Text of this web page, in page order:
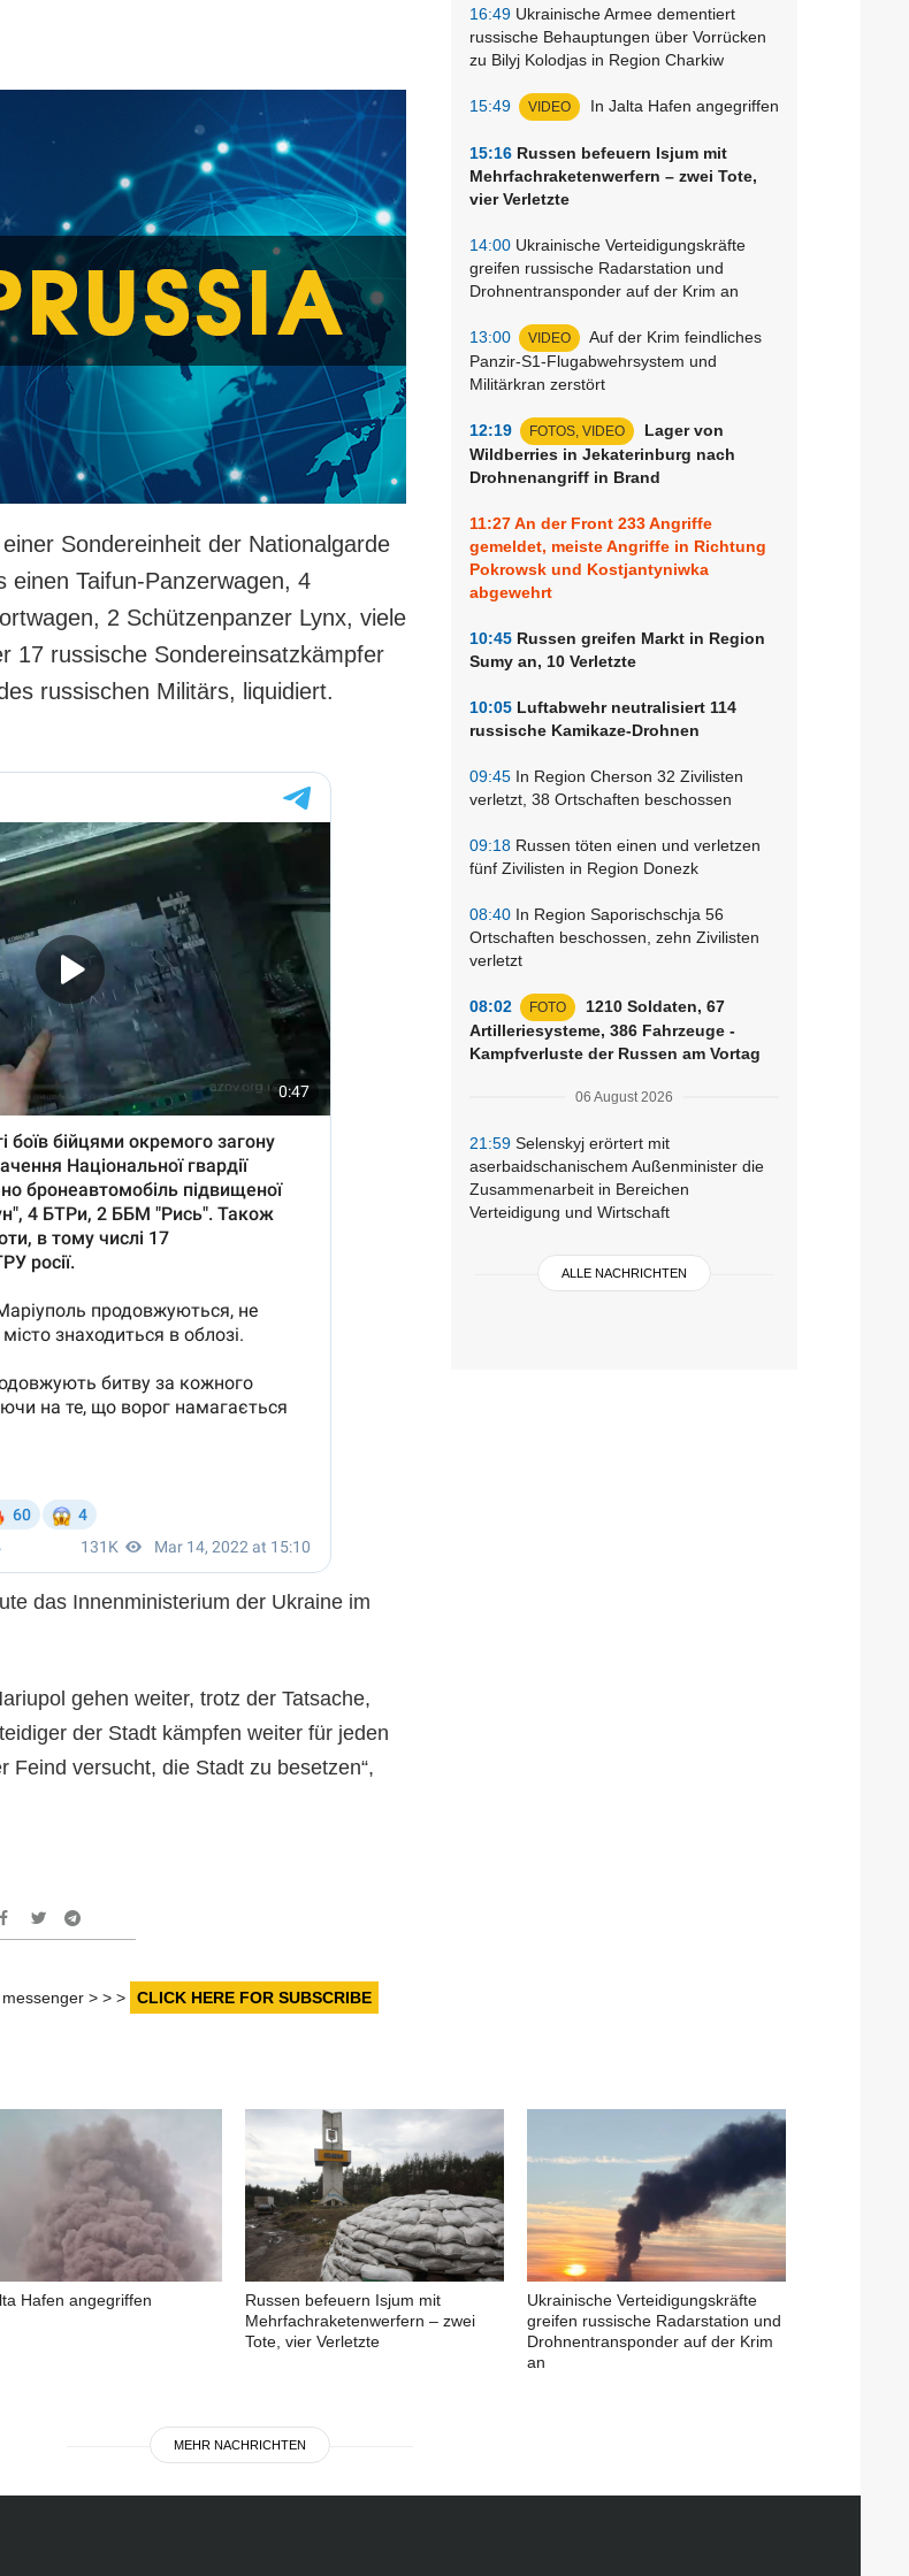
16:49 Ukrainische Armee dementiert
russische Behauptungen über Vorrücken
zu Bilyj Kolodjas in Region Charkiw
15:49 VIDEO In Jalta Hafen angegriffen
15:16 Russen befeuern Isjum mit
Mehrfachraketenwerfern – zwei Tote,
vier Verletzte
14:00 Ukrainische Verteidigungskräfte
greifen russische Radarstation und
Drohnentransponder auf der Krim an
13:00 VIDEO
Auf der Krim feindliches
Panzir-S1-Flugabwehrsystem und
Militärkran zerstört
12:19 FOTOS, VIDEO
Lager von
Wildberries in Jekaterinburg nach
Drohnenangriff in Brand
11:27An der Front 233 Angriffe
gemeldet, meiste Angriffe in Richtung
Pokrowsk und Kostjantyniwka
abgewehrt
10:45 Russen greifen Markt in Region
Sumy an, 10 Verletzte
10:05 Luftabwehr neutralisiert 114
russische Kamikaze-Drohnen
09:45 In Region Cherson 32 Zivilisten
verletzt, 38 Ortschaften beschossen
09:18 Russen töten einen und verletzen
fünf Zivilisten in Region Donezk
08:40 In Region Saporischschja 56
Ortschaften beschossen, zehn Zivilisten
verletzt
08:02 FOTO
1210 Soldaten, 67
Artilleriesysteme, 386 Fahrzeuge -
Kampfverluste der Russen am Vortag
06 August 2026
21:59 Selenskyj erörtert mit
aserbaidschanischem Außenminister die
Zusammenarbeit in Bereichen
Verteidigung und Wirtschaft
ALLE NACHRICHTEN
Sondereinheit der Nationalgarde
einen Taifun-Panzerwagen, 4
2 Schützenpanzer Lynx, viele
17 russische Sondereinsatzkämpfer
russischen Militärs, liquidiert.
das Innenministerium der Ukraine im
gehen weiter, trotz der Tatsache,
der Stadt kämpfen weiter für jeden
Feind versucht, die Stadt zu besetzen“,
> > > CLICK HERE FOR SUBSCRIBE
Hafen angegriffen
Russen befeuern Isjum mit
Mehrfachraketenwerfern – zwei
Tote, vier Verletzte
Ukrainische Verteidigungskräfte
greifen russische Radarstation und
Drohnentransponder auf der Krim
an
MEHR NACHRICHTEN